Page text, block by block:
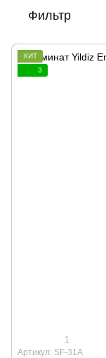
Фильтр
ХИТ
3
1
Артикул: SF-31A